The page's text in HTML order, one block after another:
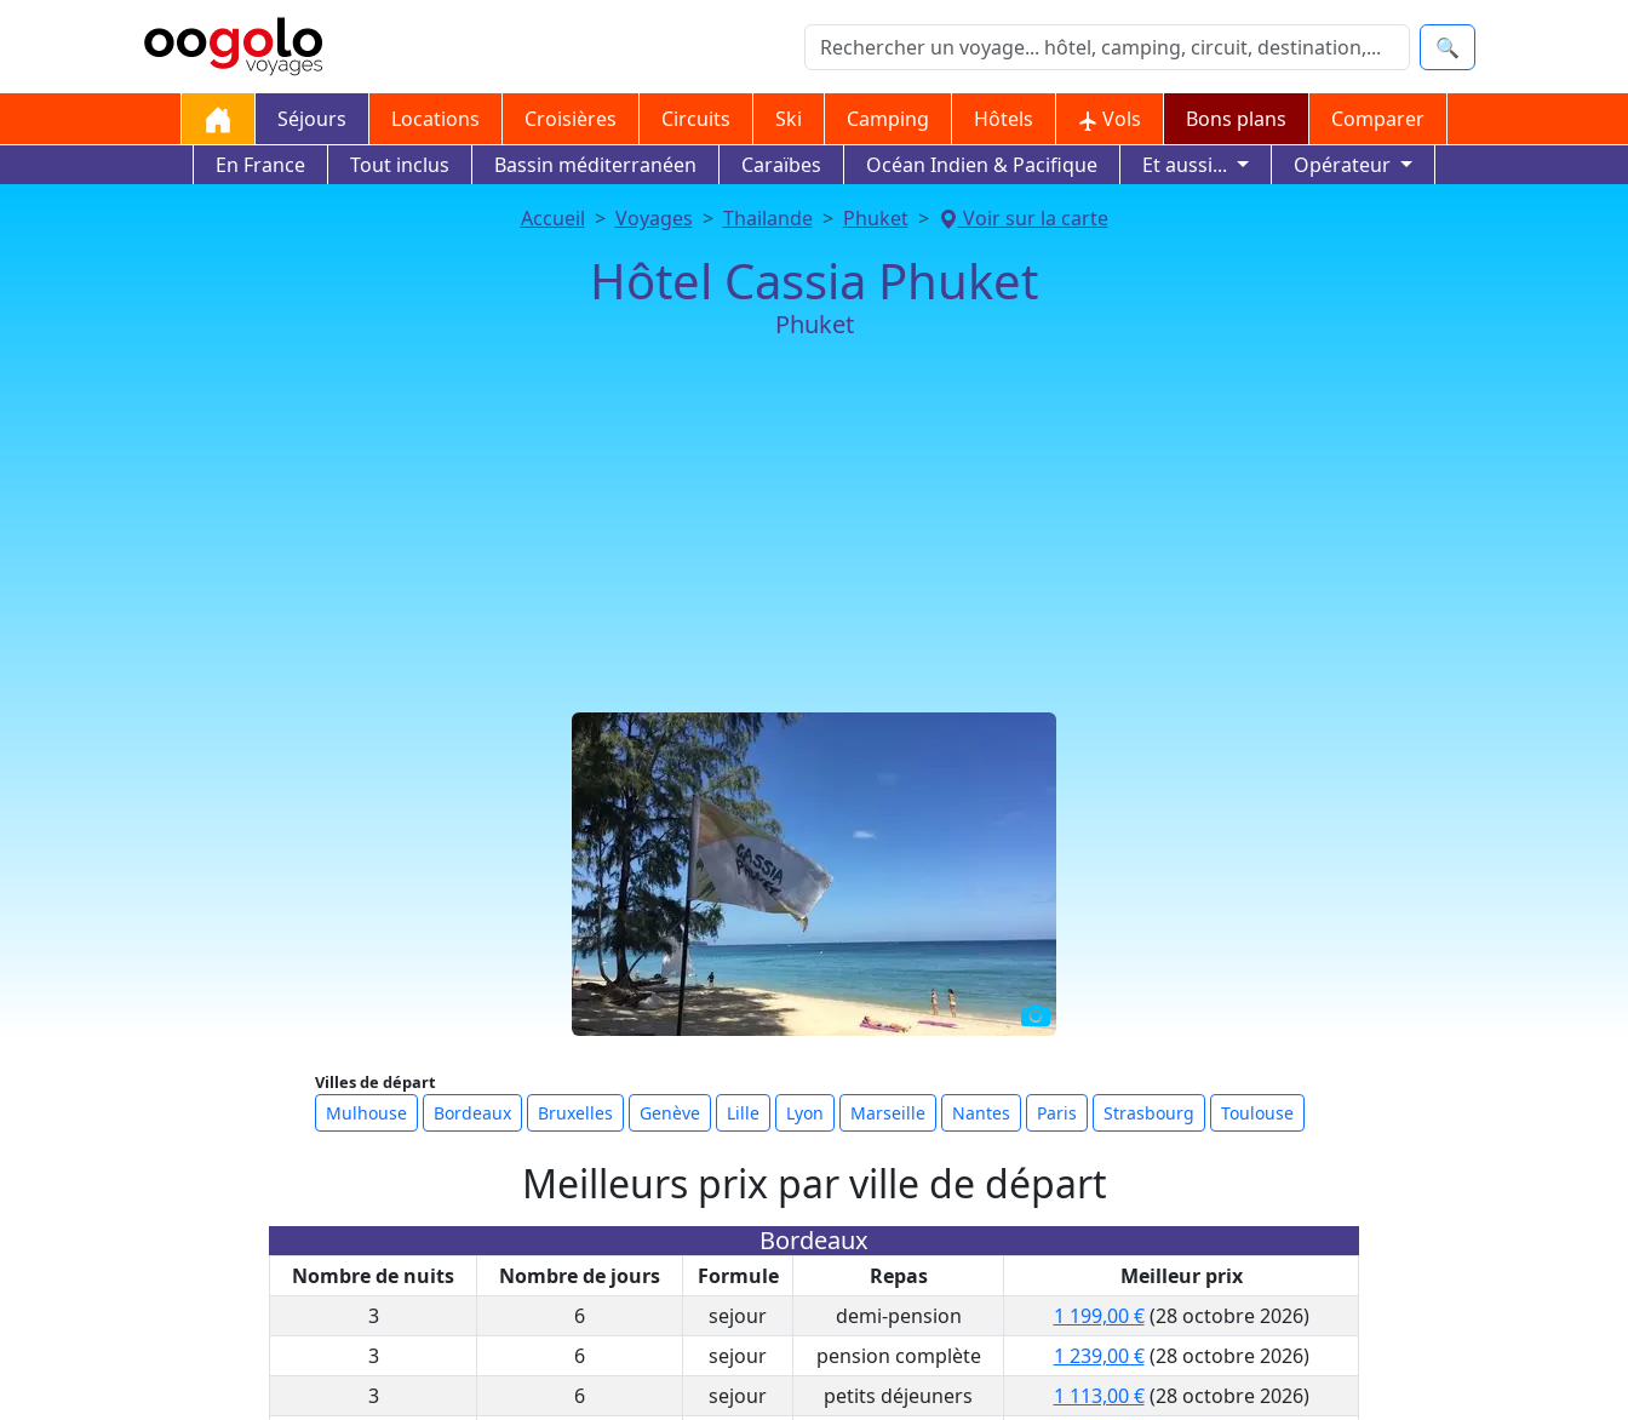
🔍
Séjours Locations Croisières Circuits Ski Camping Hôtels Vols Bons plans
Comparer
En France
Tout inclus Bassin méditerranéen Caraïbes Océan Indien & Pacifique Et aussi...
Opérateur
Accueil
Voyages Thailande Phuket Voir sur la carte
Hôtel Cassia Phuket
Phuket
Villes de départ
Mulhouse Bordeaux Bruxelles Genève Lille Lyon Marseille Nantes Paris Strasbourg Toulouse
Meilleurs prix par ville de départ
Bordeaux
Nombre de nuits Nombre de jours Formule Repas
Meilleur prix
3
6 sejour demi-pension 1 199,00 €(28 octobre 2026)
3
6 sejour pension complète 1 239,00 €(28 octobre 2026)
3
6 sejour petits déjeuners 1 113,00 €(28 octobre 2026)